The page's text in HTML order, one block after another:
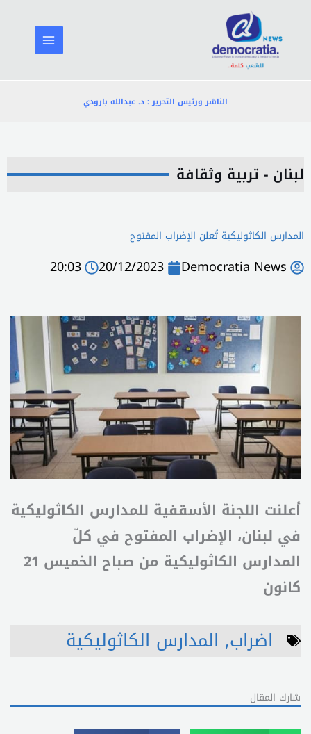
المحتوى
الناشر ورئيس التحرير : د. عبدالله بارودي
لبنان - تربية وثقافة
المدارس الكاثوليكية تُعلن الإضراب المفتوح
Democratia News
20/12/2023
20:03
أعلنت اللجنة الأسقفية للمدارس الكاثوليكية
في لبنان، الإضراب المفتوح في كلّ
المدارس الكاثوليكية من صباح الخميس 21
كانون
اضراب, المدارس الكاثوليكية
شارك المقال